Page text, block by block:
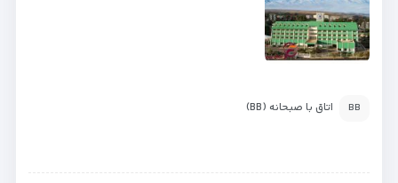
BB اتاق با صبحانه (BB)